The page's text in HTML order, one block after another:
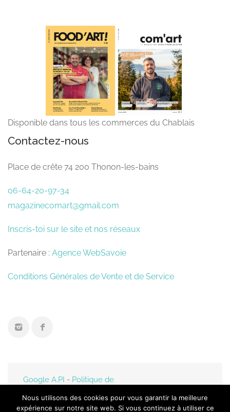
Disponible dans tous les commerces du Chablais
Contactez-nous
Place de crête 74 200 Thonon-les-bains
06-64-20-97-34
magazinecomart@gmail.com
Inscris-toi sur le site et nos réseaux
Partenaire : Agence WebSavoie
Conditions Générales de Vente et de Service
Google A.PI - Politique de
confidentialité - Mis en
ligne parWeb-Savoie.fr
Nous utilisons des cookies pour vous garantir la meilleure
expérience sur notre site web. Si vous continuez à utiliser ce